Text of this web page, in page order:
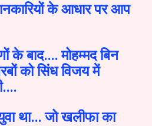
के आधार पर आप
बाद.... मोहम्मद बिन
को सिंध विजय में
था... जो खलीफा का